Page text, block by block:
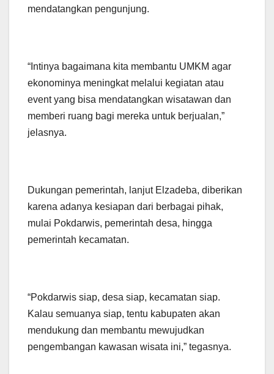
mendatangkan pengunjung.
“Intinya bagaimana kita membantu UMKM agar
ekonominya meningkat melalui kegiatan atau
event yang bisa mendatangkan wisatawan dan
memberi ruang bagi mereka untuk berjualan,”
jelasnya.
Dukungan pemerintah, lanjut Elzadeba, diberikan
karena adanya kesiapan dari berbagai pihak,
mulai Pokdarwis, pemerintah desa, hingga
pemerintah kecamatan.
“Pokdarwis siap, desa siap, kecamatan siap.
Kalau semuanya siap, tentu kabupaten akan
mendukung dan membantu mewujudkan
pengembangan kawasan wisata ini,” tegasnya.